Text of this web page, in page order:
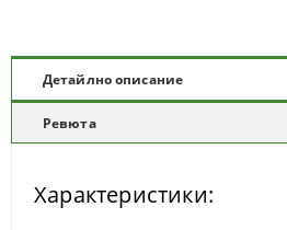
Детайлно описание
Ревюта
Характеристики: